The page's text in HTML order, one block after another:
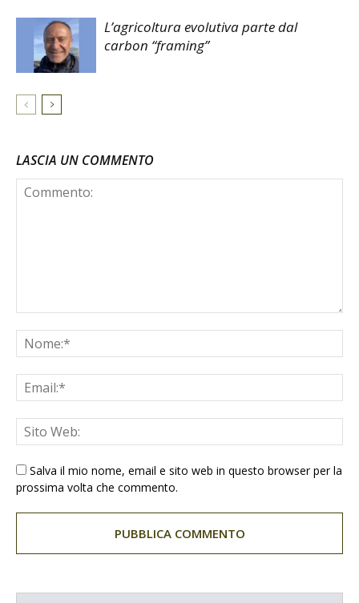
L’agricoltura evolutiva parte dal
carbon “framing”
LASCIA UN COMMENTO
Salva il mio nome, email e sito web in questo browser per la
prossima volta che commento.